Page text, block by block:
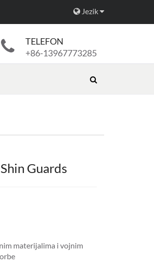
Jezik
TELEFON
+86-13967773285
Guards
materijalima i vojnim